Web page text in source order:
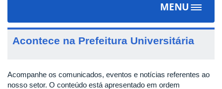
MENU
Toggle
Acontece na Prefeitura Universitária
Acompanhe os comunicados, eventos e notícias referentes ao
nosso setor. O conteúdo está apresentado em ordem